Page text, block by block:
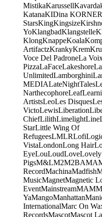
MistikaKarussell
KatanaKIDina KORNER
StarsKingKingsize
YoKlangbadKlangstelle
KlongKnappeKoala
ArtifactzKrankyKrem
Voce Del PadroneLa
PizzaLaFaceLakeshore
UnlimitedLamborghini
MEDIALateNightTales
NarthecophoreLeaf
ArtistsLeoLes Disques
VictoLewisLiberation
ChiefLilithLimelightLine
StarLittle Wing Of
RefugeesLMLRLofi
VistaLondonLong Hair
EyeLouLoudLove
PigsM&LM2M2BAMA
RecordMachinaMadfish
MusicMagnetMagnetic
EventMainstreamMAM
YaMangoManhattan
InternationalMarc On
RecordsMascotMascot